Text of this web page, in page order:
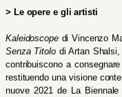
> Le opere e gli artisti
Kaleidoscope di Vincenzo
Senza Titolo di Artan Shalsi,
contribuiscono a
restituendo una visione
nuove 2021 de La